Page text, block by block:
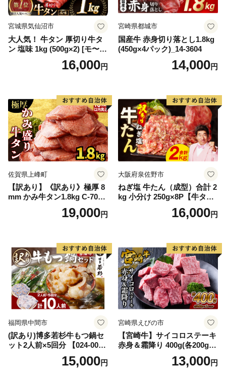
宮城県気仙沼市
大人気！ 牛タン 厚切り牛タ
ン 塩味 1kg (500g×2) [モ〜ラ
ンド 宮城県 気仙沼市 205646
60] 肉 牛肉 精肉 牛たん 牛タ
厚切り タン
16,000円
宮崎県都城市
国産牛 赤身切り落とし1.8kg
(450g×4パック)_14-3604
14,000円
佐賀県上峰町
【訳あり】《訳あり》極厚 8
mm かみ牛タン1.8kg C-709-
19,000円
大阪府泉佐野市
ねぎ塩 牛たん（成型）合計 2
kg 小分け 250g×8P【牛タン
牛肉 焼肉用 薄切り 訳あり サ
16,000円
福岡県中間市
(訳あり)博多若杉牛もつ鍋セ
ット2人前×5回分 【024-002
15,000円
宮崎県えびの市
【宮崎牛】サイコロステーキ
赤身＆霜降り 400g(各200g×
１P 計2P) 真空パック 冷凍
13,000円